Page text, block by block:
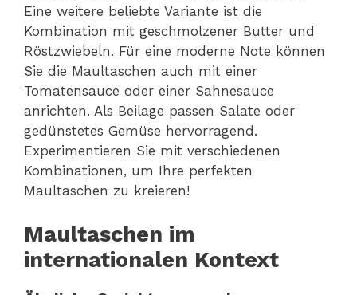
Eine weitere beliebte Variante ist die
Kombination mit geschmolzener Butter und
Röstzwiebeln. Für eine moderne Note können
Sie die Maultaschen auch mit einer
Tomatensauce oder einer Sahnesauce
anrichten. Als Beilage passen Salate oder
gedünstetes Gemüse hervorragend.
Experimentieren Sie mit verschiedenen
Kombinationen, um Ihre perfekten
Maultaschen zu kreieren!
Maultaschen im
internationalen Kontext